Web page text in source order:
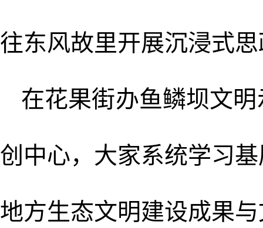
往东风故里开展沉浸式
在花果街办鱼鳞坝文
创中心，大家系统学习
地方生态文明建设成果